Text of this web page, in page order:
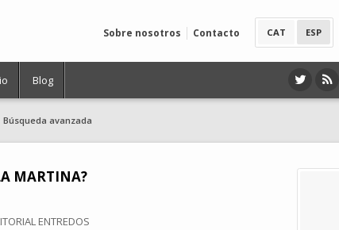
CAT ESP
Sobre nosotros Contacto
Blog
Búsqueda avanzada
MARTINA?
ENTREDOS